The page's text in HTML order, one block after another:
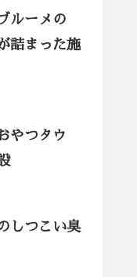
ルーメの
詰まった施
やつタウ
しつこい臭